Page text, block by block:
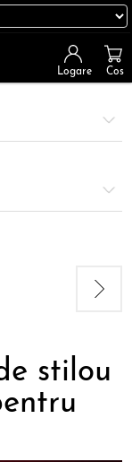
Logare Cos
stilou